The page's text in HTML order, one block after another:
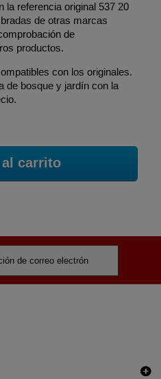
referencia original 537 20
de otras marcas
de
productos.
con los originales.
de bosque y jardín con la
carrito